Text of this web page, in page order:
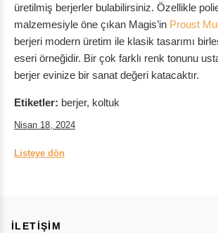
üretilmiş berjerler bulabilirsiniz. Özellikle
malzemesiyle öne çıkan Magis’in Proust
berjeri modern üretim ile klasik tasarımı
eseri örneğidir. Bir çok farklı renk tonunu
berjer evinize bir sanat değeri katacaktır.
Etiketler: berjer, koltuk
Nisan 18, 2024
Listeye dön
İLETİŞİM